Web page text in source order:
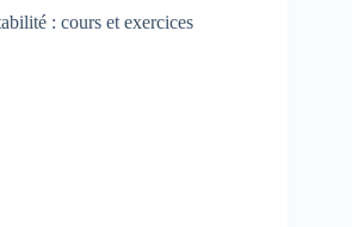
: cours et exercices